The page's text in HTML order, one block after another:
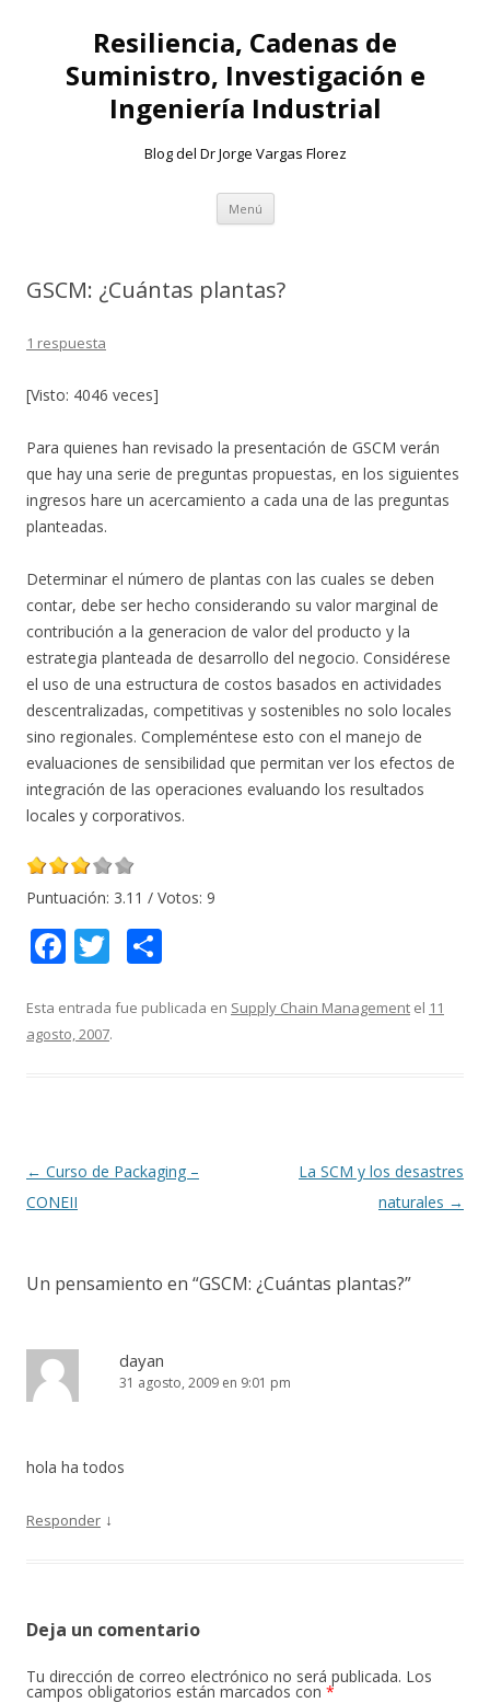
Resiliencia, Cadenas de
Suministro, Investigación e
Ingeniería Industrial
Blog del Dr Jorge Vargas Florez
Menú Ir
contenido
GSCM: ¿Cuántas plantas?
1 respuesta
[Visto: 4046 veces]
Para quienes han revisado la presentación de GSCM verán
que hay una serie de preguntas propuestas, en los siguientes
ingresos hare un acercamiento a cada una de las preguntas
planteadas.
Determinar el número de plantas con las cuales se deben
contar, debe ser hecho considerando su valor marginal de
contribución a la generacion de valor del producto y la
estrategia planteada de desarrollo del negocio. Considérese
el uso de una estructura de costos basados en actividades
descentralizadas, competitivas y sostenibles no solo locales
sino regionales. Compleméntese esto con el manejo de
evaluaciones de sensibilidad que permitan ver los efectos de
integración de las operaciones evaluando los resultados
locales y corporativos.
Puntuación: 3.11 / Votos: 9
F
e
b
k
T
itt
er
m
r
Esta entrada fue publicada en Supply Chain Management el 11
agosto, 2007.
Navegación
de
← Curso de Packaging –
CONEII
La SCM y los desastres
naturales →
Un pensamiento en “GSCM: ¿Cuántas plantas?”
dayan
31 agosto, 2009 en 9:01 pm
hola ha todos
Responder ↓
Deja un comentario
Tu dirección de correo electrónico no será publicada. Los
campos obligatorios están marcados con *